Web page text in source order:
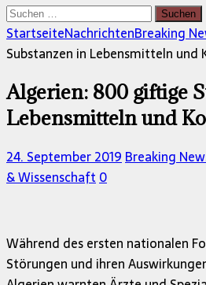
Suchen
nach:
StartseiteNachrichtenBreaking
Substanzen in Lebensmitteln und
Algerien: 800 giftige
Lebensmitteln und
24. September 2019Breaking
& Wissenschaft0
Während des ersten nationalen
Störungen und ihren